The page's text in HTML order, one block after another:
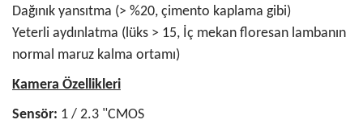
Dağınık yansıtma (> %20, çimento kaplama gibi)
Yeterli aydınlatma (lüks > 15, İç mekan floresan lambanın
normal maruz kalma ortamı)
Kamera Özellikleri
Sensör: 1 / 2.3 "CMOS